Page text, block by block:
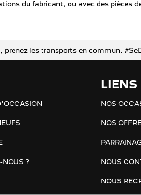
du fabricant, ou avec des pièces
les transports en commun.
NOUS ?
LIENS
NOS
NOS
NOUS
NOUS